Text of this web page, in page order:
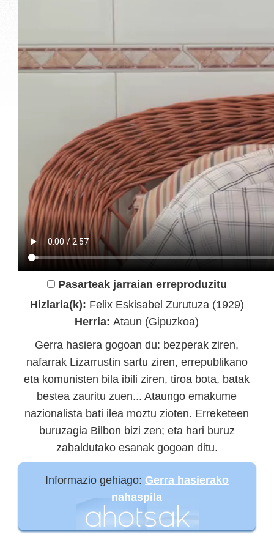
Pasarteak jarraian erreproduzitu
Hizlaria(k): Felix Eskisabel Zurutuza (1929)
Herria:Ataun (Gipuzkoa)
Gerra hasiera gogoan du: bezperak ziren,
nafarrak Lizarrustin sartu ziren, errepublikano
eta komunisten bila ibili ziren, tiroa bota, batak
bestea zauritu zuen... Ataungo emakume
nazionalista bati ilea moztu zioten. Erreketeen
buruzagia Bilbon bizi zen; eta hari buruz
zabaldutako esanak gogoan ditu.
Informazio gehiago: Gerra hasierako
nahaspila